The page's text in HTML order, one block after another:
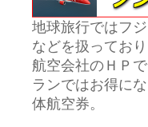
地球旅行ではフ
などを扱っており
航空会社のＨＰ
ランではお得に
体航空券。